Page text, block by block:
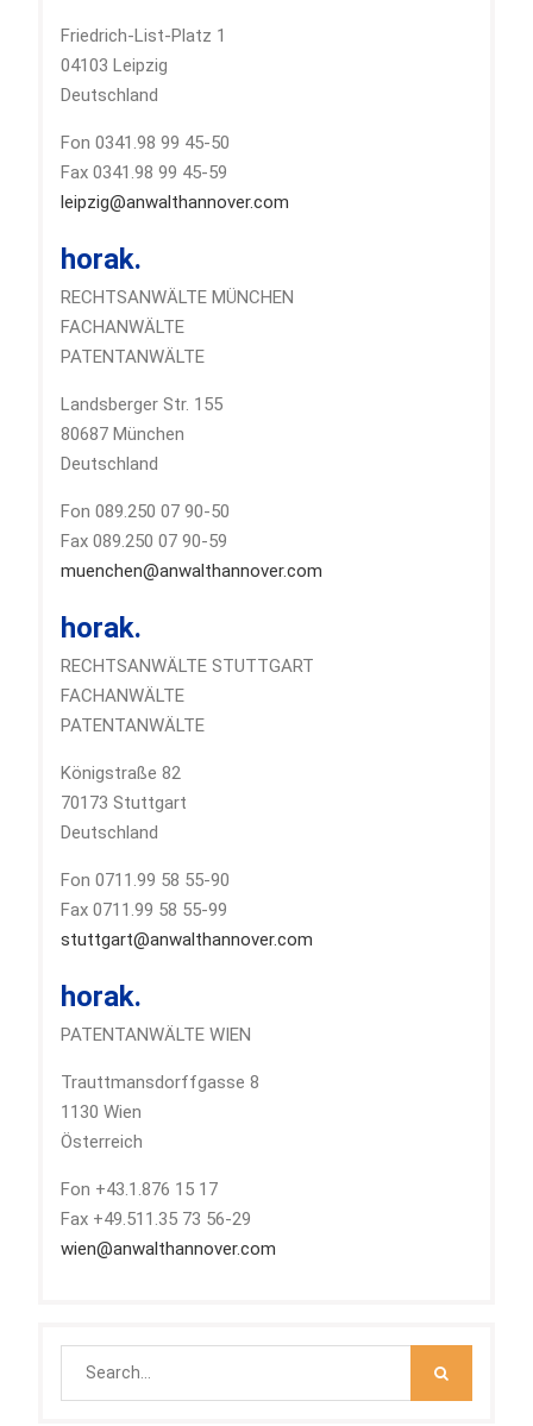
Friedrich-List-Platz 1
04103 Leipzig
Deutschland
Fon 0341.98 99 45-50
Fax 0341.98 99 45-59
leipzig@anwalthannover.com
horak.
RECHTSANWÄLTE MÜNCHEN
FACHANWÄLTE
PATENTANWÄLTE
Landsberger Str. 155
80687 München
Deutschland
Fon 089.250 07 90-50
Fax 089.250 07 90-59
muenchen@anwalthannover.com
horak.
RECHTSANWÄLTE STUTTGART
FACHANWÄLTE
PATENTANWÄLTE
Königstraße 82
70173 Stuttgart
Deutschland
Fon 0711.99 58 55-90
Fax 0711.99 58 55-99
stuttgart@anwalthannover.com
horak.
PATENTANWÄLTE WIEN
Trauttmansdorffgasse 8
1130 Wien
Österreich
Fon +43.1.876 15 17
Fax +49.511.35 73 56-29
wien@anwalthannover.com